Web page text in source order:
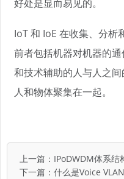
好处是显而易见的。
IoT 和 IoE 在收集、分析
前者包括机器对机器的
和技术辅助的人与人之
人和物体聚集在一起。
上一篇： IPoDWDM体系结
下一篇： 什么是Voice